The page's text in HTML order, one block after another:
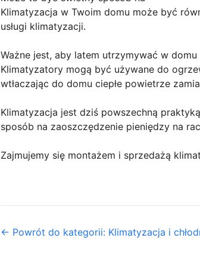
Klimatyzacja w Twoim domu może być
usługi klimatyzacji.
Ważne jest, aby latem utrzymywać w domu
Klimatyzatory mogą być używane do
wtłaczając do domu ciepłe powietrze
Klimatyzacja jest dziś powszechną
sposób na zaoszczędzenie pieniędzy na
Zajmujemy się montażem i sprzedażą
← Powrót do kategorii: Klimatyzacja i